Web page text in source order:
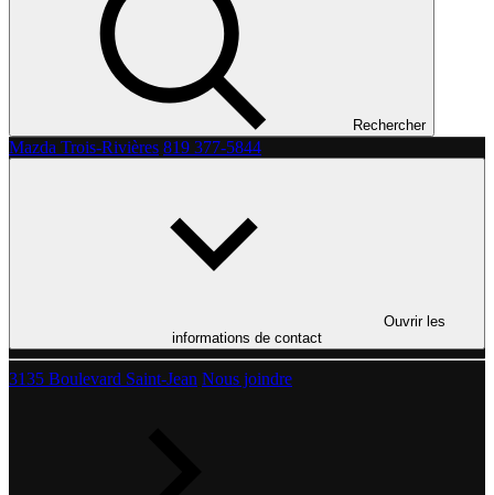
Rechercher
Mazda Trois-Rivières 819 377-5844
Ouvrir les
informations de contact
3135 Boulevard Saint-Jean Nous joindre